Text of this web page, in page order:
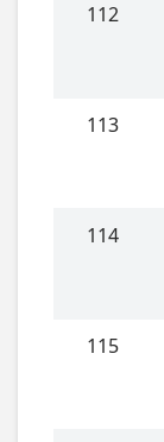
112
113
114
115